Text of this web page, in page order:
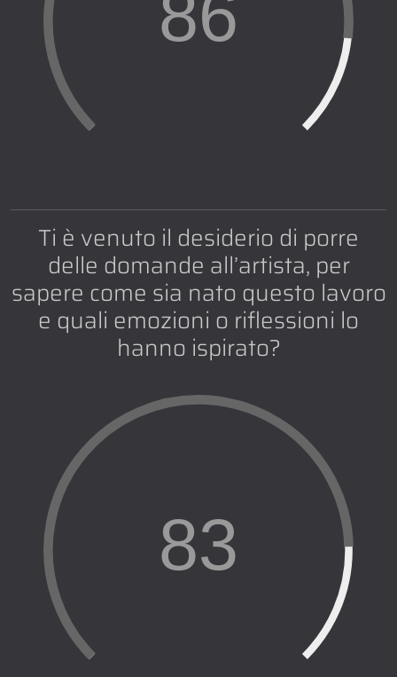
Ti è venuto il desiderio di porre
delle domande all’artista, per
sapere come sia nato questo lavoro
e quali emozioni o riflessioni lo
hanno ispirato?
83